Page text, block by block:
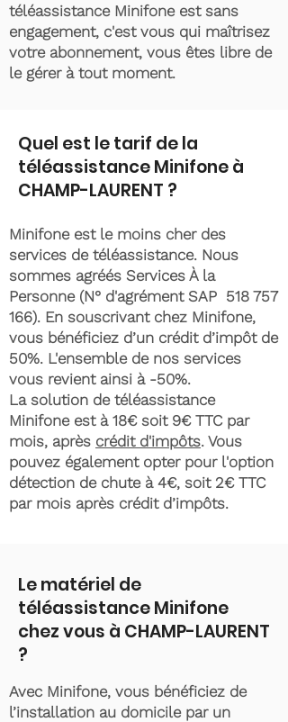
téléassistance Minifone est sans
engagement, c'est vous qui maîtrisez
votre abonnement, vous êtes libre de
le gérer à tout moment.
Quel est le tarif de la
téléassistance Minifone à
CHAMP-LAURENT ?
Minifone est le moins cher des
services de téléassistance. Nous
sommes agréés Services À la
Personne (N° d'agrément SAP 518 757
166). En souscrivant chez Minifone,
vous bénéficiez d’un crédit d’impôt de
50%. L'ensemble de nos services
vous revient ainsi à -50%.
La solution de téléassistance
Minifone est à 18€ soit 9€ TTC par
mois, après crédit d'impôts. Vous
pouvez également opter pour l'option
détection de chute à 4€, soit 2€ TTC
par mois après crédit d’impôts.
Le matériel de
téléassistance Minifone
chez vous à CHAMP-LAURENT
?
Avec Minifone, vous bénéficiez de
l’installation au domicile par un